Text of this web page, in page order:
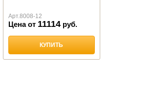
Арт.8008-12
Цена от 11114руб.
КУПИТЬ